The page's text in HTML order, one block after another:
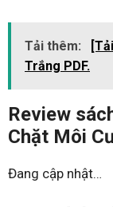
Tải thêm:
Trắng PDF.
Review
Chặt Môi
Đang cập nhật…